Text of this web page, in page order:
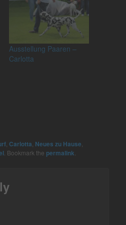
Ausstellung Paaren –
Carlotta
,Carlotta Neues zu Hause
. Bookmark the permalink